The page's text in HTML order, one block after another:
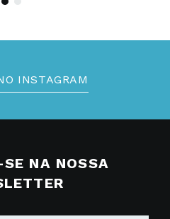
INSTAGRAM
NA NOSSA